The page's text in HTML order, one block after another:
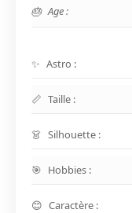
Age :
Astro :
Taille :
Silhouette :
Hobbies :
Caractère :